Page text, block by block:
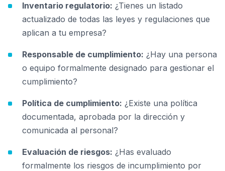
Inventario regulatorio: ¿Tienes un listado
actualizado de todas las leyes y regulaciones que
aplican a tu empresa?
Responsable de cumplimiento: ¿Hay una persona
o equipo formalmente designado para gestionar el
cumplimiento?
Política de cumplimiento: ¿Existe una política
documentada, aprobada por la dirección y
comunicada al personal?
Evaluación de riesgos: ¿Has evaluado
formalmente los riesgos de incumplimiento por